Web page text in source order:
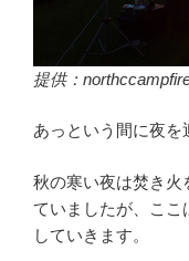
提供：
あっという間に夜を
秋の寒い夜は焚き火
ていましたが、ここ
していきます。